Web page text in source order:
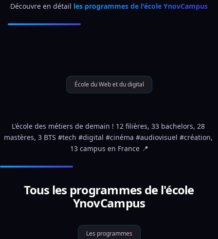
Découvre en détail les programmes de l'école YnovCampus
École du Web et du digital
L'école des métiers de demain ! 12 filières, 33 bachelors, 28
mastères, 3 BTS #tech #digital #cinéma #audiovisuel #création,
13 campus en France 📍
Tous les programmes de l'école
YnovCampus
Les programmes